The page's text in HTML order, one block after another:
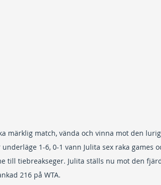
märklig match, vända och vinna mot den
1-6, 0-1 vann Julita sex raka games
till tiebreakseger. Julita ställs nu mot den
216 på WTA.